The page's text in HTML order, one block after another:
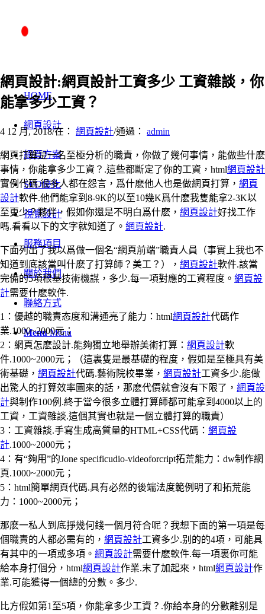
HOME
網頁設計
網頁方案
SEO優化
視覺設計
服務項目
關於我們
聯絡方式
Menu Menu
網頁設計:網頁設計工資多少 工資雜談，你
能拿多少工資？
4 12 月, 2018/在： 網頁設計/通過： admin
網頁打算是一名至極分析的職責，你做了幾何事情，能做些什麽
事情，你能拿多少工資？.這些都斷定了你的工資，html網頁設計
實例代碼.很多人都在怨言，爲什麽他人也是做網頁打算， 網頁
設計軟件.他們能拿到8-9K的以至10幾K爲什麽我隻能拿2-3K以
至更少？夥伴，假如你還是不明白爲什麽， 網頁設計好找工作
嗎.看看以下的文字就知道了。 網頁設計.
下面列出了我以爲做一個名“網頁前端”職責人員（事實上我也不
知道到底該當叫什麽了打算師？美工？）， 網頁設計軟件.該當
完備的5項根基技術機謀，多少.每一項對應的工資程度。 網頁設
計需要什麽軟件.
1：優越的職責态度和溝通亮了能力：html網頁設計代碼作
業.1000~2000元；
2：網頁怎麽設計.能夠獨立地舉辦美術打算： 網頁設計軟
件.1000~2000元；（這裏隻是最基礎的程度，假如是至極具有美
術基礎， 網頁設計代碼.藝術院校畢業， 網頁設計工資多少.能做
出驚人的打算效率圖來的話，那麽代價就會沒有下限了， 網頁設
計與制作100例.終于當今很多立體打算師都可能拿到4000以上的
工資，工資雜談.這個其實也就是一個立體打算的職責）
3：工資雜談.手寫生成高質量的HTML+CSS代碼： 網頁設
計.1000~2000元；
4：有“夠用”的Jone specificudio-videoforcript拓荒能力：dw制作網
頁.1000~2000元；
5：html簡單網頁代碼.具有必然的後端法度範例明了和拓荒能
力：1000~2000元；
那麽一私人到底掙幾何錢一個月符合呢？我想下面的第一項是每
個職責的人都必需有的， 網頁設計工資多少.别的的4項，可能具
有其中的一項或多項。 網頁設計需要什麽軟件.每一項裏你可能
給本身打個分，html網頁設計作業.末了加起來，html網頁設計作
業.可能獲得一個總的分數。多少.
比方假如第1至5項，你能拿多少工資？.你給本身的分數離别是